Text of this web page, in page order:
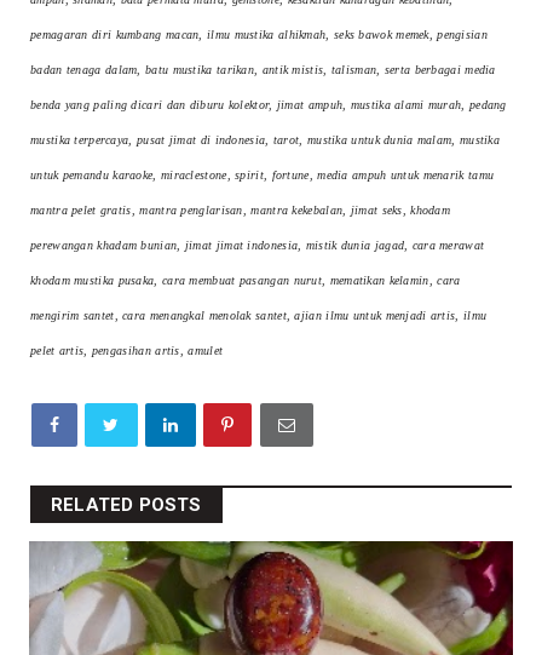
pemagaran diri kumbang macan, ilmu mustika alhikmah, seks bawok memek, pengisian
badan tenaga dalam, batu mustika tarikan, antik mistis, talisman, serta berbagai media
benda yang paling dicari dan diburu kolektor, jimat ampuh, mustika alami murah, pedang
mustika terpercaya, pusat jimat di indonesia, tarot, mustika untuk dunia malam, mustika
untuk pemandu karaoke, miraclestone, spirit, fortune, media ampuh untuk menarik tamu
mantra pelet gratis, mantra penglarisan, mantra kekebalan, jimat seks, khodam
perewangan khadam bunian, jimat jimat indonesia, mistik dunia jagad, cara merawat
khodam mustika pusaka, cara membuat pasangan nurut, mematikan kelamin, cara
mengirim santet, cara menangkal menolak santet, ajian ilmu untuk menjadi artis, ilmu
pelet artis, pengasihan artis, amulet
RELATED POSTS